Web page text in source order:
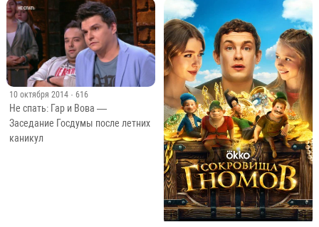
10 октября 2014 · 616
Не спать: Гар и Вова —
Заседание Госдумы после летних
каникул